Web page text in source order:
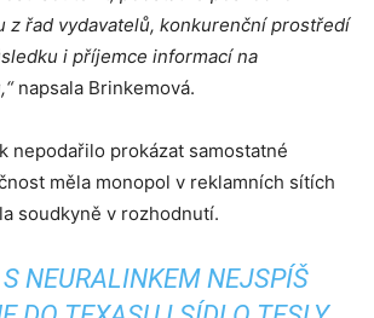
z řad vydavatelů, konkurenční prostředí
i příjemce informací na
napsala Brinkemová.
nepodařilo prokázat samostatné
měla monopol v reklamních sítích
soudkyně v rozhodnutí.
NEURALINKEM NEJSPÍŠ